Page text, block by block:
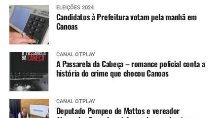
ELEIÇÕES 2024
Candidatos à Prefeitura votam pela manhã em
Canoas
CANAL OTPLAY
A Passarela da Cabeça – romance policial conta a
história do crime que chocou Canoas
CANAL OTPLAY
Deputado Pompeo de Mattos e vereador